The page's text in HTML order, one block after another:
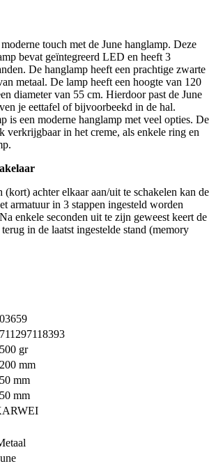
touch met de June hanglamp. Deze
bevat geïntegreerd LED en heeft 3
De hanglamp heeft een prachtige zwarte
metaal. De lamp heeft een hoogte van 120
diameter van 55 cm. Hierdoor past de June
je eettafel of bijvoorbeekd in de hal.
is een moderne hanglamp met veel opties. De
verkrijgbaar in het creme, als enkele ring en
(kort) achter elkaar aan/uit te schakelen kan de
armatuur in 3 stappen ingesteld worden
enkele seconden uit te zijn geweest keert de
in de laatst ingestelde stand (memory
gr
mm
mm
mm